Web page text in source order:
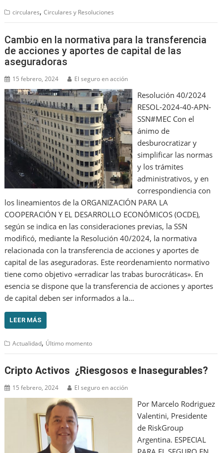
circulares,Circulares y Resoluciones
Cambio en la normativa para la transferencia
de acciones y aportes de capital de las
aseguradoras
15 febrero, 2024 El seguro en acción
Resolución 40/2024
RESOL-2024-40-APN-
SSN#MEC Con el
ánimo de
desburocratizar y
simplificar las normas
y los trámites
administrativos, y en
correspondiencia con
los lineamientos de la ORGANIZACIÓN PARA LA
COOPERACIÓN Y EL DESARROLLO ECONÓMICOS (OCDE),
según se indica en las consideraciones previas, la SSN
modificó, mediante la Resolución 40/2024, la normativa
relacionada con la transferencia de acciones y aportes de
capital de las aseguradoras. Este reordenamiento normativo
tiene como objetivo «erradicar las trabas burocráticas». En
esencia se dispone que la transferencia de acciones y aportes
de capital deben ser informados a la…
LEER MÁS
Actualidad, Último momento
Cripto Activos ¿Riesgosos e Inasegurables?
15 febrero, 2024 El seguro en acción
Por Marcelo Rodriguez
Valentini, Presidente
de RiskGroup
Argentina. ESPECIAL